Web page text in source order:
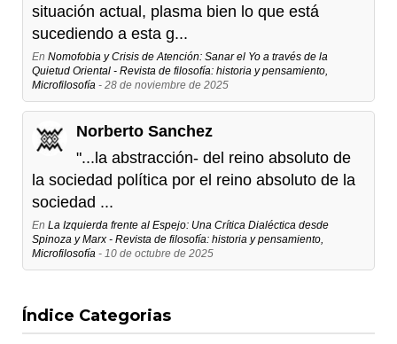
situación actual, plasma bien lo que está
sucediendo a esta g...
En Nomofobia y Crisis de Atención: Sanar el Yo a través de la
Quietud Oriental - Revista de filosofía: historia y pensamiento,
Microfilosofía - 28 de noviembre de 2025
Norberto Sanchez
"...la abstracción- del reino absoluto de
la sociedad política por el reino absoluto de la
sociedad ...
En La Izquierda frente al Espejo: Una Crítica Dialéctica desde
Spinoza y Marx - Revista de filosofía: historia y pensamiento,
Microfilosofía - 10 de octubre de 2025
Índice Categorias